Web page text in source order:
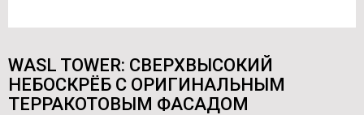
WASL TOWER: СВЕРХВЫСОКИЙ
НЕБОСКРЁБ С ОРИГИНАЛЬНЫМ
ТЕРРАКОТОВЫМ ФАСАДОМ